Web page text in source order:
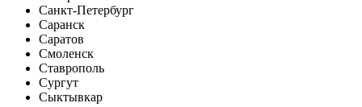
Санкт-Петербург
Саранск
Саратов
Смоленск
Ставрополь
Сургут
Сыктывкар